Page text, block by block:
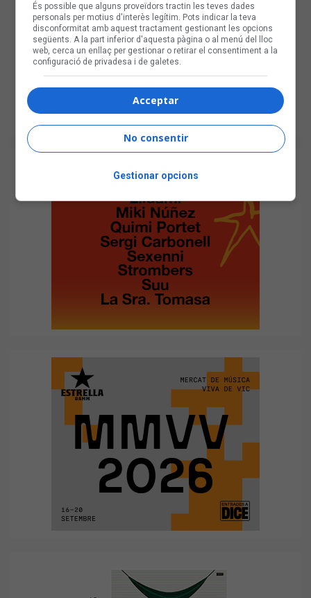
És possible que alguns proveïdors tractin les teves dades
personals per motius d'interès legítim. Pots indicar la teva
disconformitat amb aquest tractament gestionant les opcions
següents. A la part inferior d'aquesta pàgina o al menú del lloc
web, cerca un enllaç per gestionar o retirar el consentiment a la
configuració de privadesa i de galetes.
Acceptar
No consentir
Gestionar opcions